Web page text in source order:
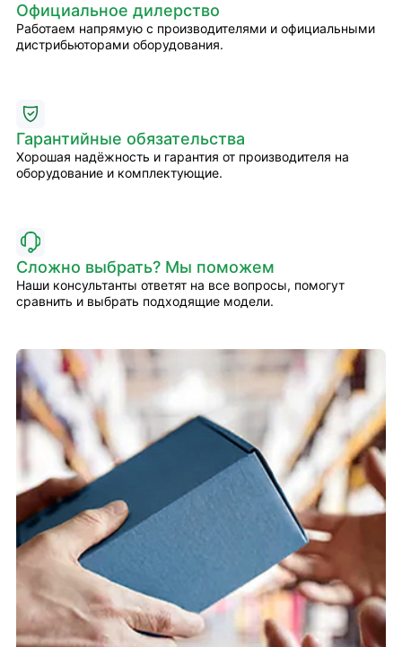
Официальное дилерство
Работаем напрямую с производителями и официальными
дистрибьюторами оборудования.
Гарантийные обязательства
Хорошая надёжность и гарантия от производителя на
оборудование и комплектующие.
Сложно выбрать? Мы поможем
Наши консультанты ответят на все вопросы, помогут
сравнить и выбрать подходящие модели.